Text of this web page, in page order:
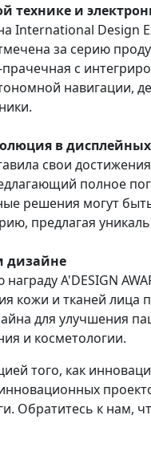
технике и
International Design
за серию
с
навигации,
в
свои
полное
решения могут
предлагая
дизайне
A'DESIGN
кожи и тканей
для улучшения
и косметологии​.
того, как
Обратитесь к нам,